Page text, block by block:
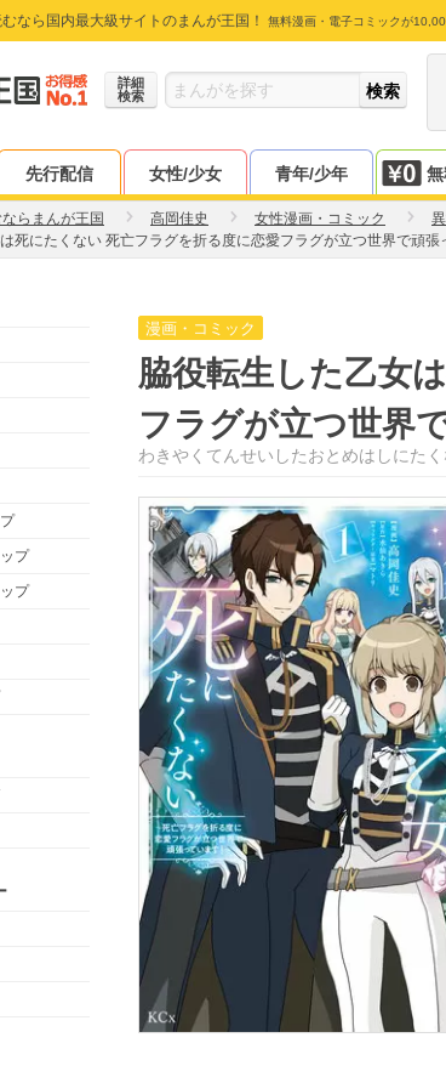
なら国内最大級サイトのまんが王国！ 無料漫画・電子コミックが
詳細
検索
先行配信 女性/少女 青年/少年
らまんが王国 高岡佳史 女性漫画・コミック
死にたくない 死亡フラグを折る度に恋愛フラグが立つ世界で頑張
プ
プ
漫画・コミック
脇役転生した乙女
フラグが立つ世界
わきやくてんせいしたおとめはしにた